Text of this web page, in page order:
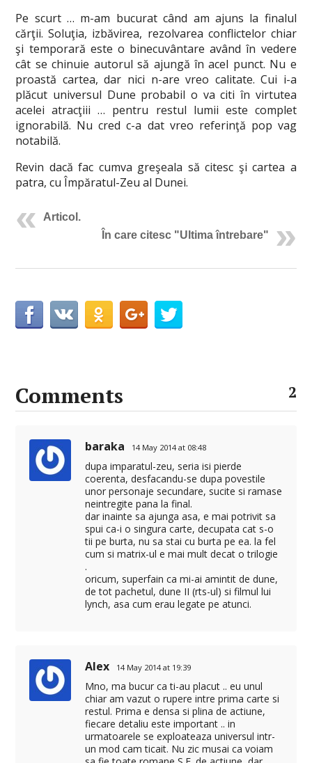
Pe scurt … m-am bucurat când am ajuns la finalul
cărţii. Soluţia, izbăvirea, rezolvarea conflictelor chiar
şi temporară este o binecuvântare având în vedere
cât se chinuie autorul să ajungă în acel punct. Nu e
proastă cartea, dar nici n-are vreo calitate. Cui i-a
plăcut universul Dune probabil o va citi în virtutea
acelei atracţiii … pentru restul lumii este complet
ignorabilă. Nu cred c-a dat vreo referinţă pop vag
notabilă.
Revin dacă fac cumva greşeala să citesc şi cartea a
patra, cu Împăratul-Zeu al Dunei.
Articol.
În care citesc "Ultima întrebare"
Comments 2
baraka 14 May 2014 at 08:48
dupa imparatul-zeu, seria isi pierde
coerenta, desfacandu-se dupa povestile
unor personaje secundare, sucite si ramase
neintregite pana la final.
dar inainte sa ajunga asa, e mai potrivit sa
spui ca-i o singura carte, decupata cat s-o
tii pe burta, nu sa stai cu burta pe ea. la fel
cum si matrix-ul e mai mult decat o trilogie
.
oricum, superfain ca mi-ai amintit de dune,
de tot pachetul, dune II (rts-ul) si filmul lui
lynch, asa cum erau legate pe atunci.
Alex 14 May 2014 at 19:39
Mno, ma bucur ca ti-au placut .. eu unul
chiar am vazut o rupere intre prima carte si
restul. Prima e densa si plina de actiune,
fiecare detaliu este important .. in
urmatoarele se exploateaza universul intr-
un mod cam ticait. Nu zic musai ca voiam